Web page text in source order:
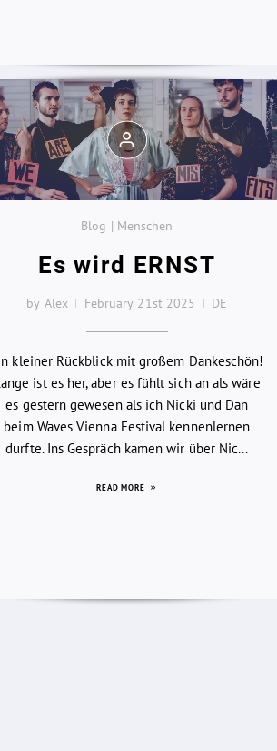
Blog | Menschen
Es wird ERNST
by Alex February 21st 2025 DE
kleiner Rückblick mit großem Dankeschön!
ist es her, aber es fühlt sich an als wäre
es gestern gewesen als ich Nicki und Dan
beim Waves Vienna Festival kennenlernen
durfte. Ins Gespräch kamen wir über Nic...
READ MORE